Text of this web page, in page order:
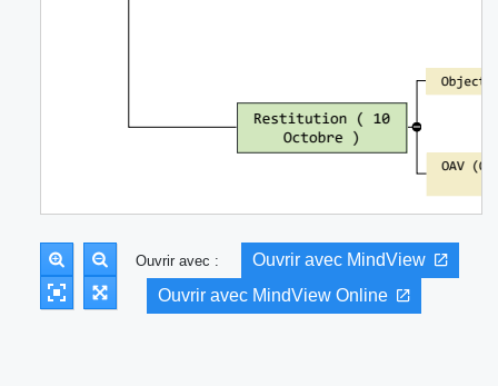
Ouvrir avec :
Ouvrir avec MindView
Ouvrir avec MindView Online